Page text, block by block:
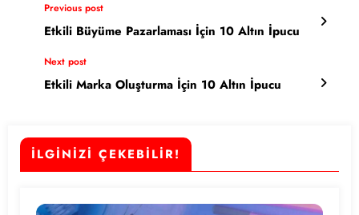
Previous post
Etkili Büyüme Pazarlaması İçin 10 Altın İpucu
Next post
Etkili Marka Oluşturma İçin 10 Altın İpucu
İLGİNİZİ ÇEKEBİLİR!